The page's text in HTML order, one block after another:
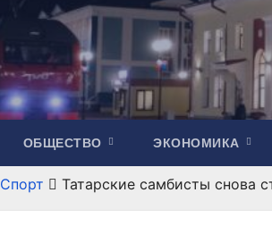
ОБЩЕСТВО ЭКОНОМИКА
Спорт Татарские самбисты снова